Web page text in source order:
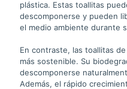
plástica. Estas toallitas
descomponerse y pueden
el medio ambiente durante
En contraste, las toallitas
más sostenible. Su
descomponerse
Además, el rápido